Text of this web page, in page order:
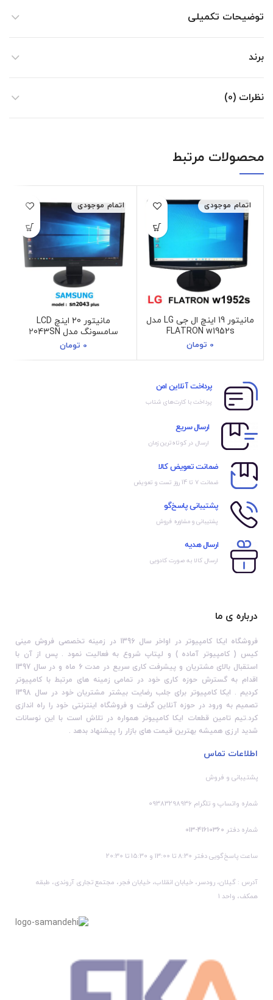
توضیحات تکمیلی
برند
نظرات (0)
محصولات مرتبط
اتمام موجودی
مانیتور 19 اینچ ال جی LG مدل
FLATRON w1952s
0 تومان
اتمام موجودی
مانیتور 20 اینچ LCD
سامسونگ مدل 2043SN
0 تومان
پرداخت آنلاین امن
پرداخت با کارت‌های شتاب
ارسال سریع
ارسال در کوتاه‌ترین زمان
ضمانت تعویض کالا
ضمانت ۷ تا 14 روز تست و تعویض
پشتیبانی پاسخ‌گو
پشتیبانی و مشاوره فروش
ارسال هدیه
ارسال کالا به صورت کادویی
درباره ی ما
فروشگاه ایکا کامپیوتر در اواخر سال 1396 در زمینه تخصصی فروش مینی
کیس ( کامپیوتر آماده ) و لپتاپ شروع به فعالیت نمود . پس از آن با
استقبال بالای مشتریان و پیشرفت کاری سریع در مدت 6 ماه و در سال 1397
اقدام به گسترش حوزه کاری خود در تمامی زمینه های مرتبط با کامپیوتر
کردیم . ایکا کامپیوتر برای جلب رضایت بیشتر مشتریان خود در سال 1398
تصمیم به ورود در حوزه آنلاین گرفت و فروشگاه اینترنتی خود را راه اندازی
کرد.تیم تامین قطعات ایکا کامپیوتر همواره در تلاش است با این نوسانات
شدید ارزی همیشه بهترین قیمت های بازار را پیشنهاد بدهد .
اطلاعات تماس
پشتیبانی و فروش
شماره واتساپ و تلگرام 09383298936
شماره دفتر 41610360-013
ساعت پاسخ‌گویی دفتر 8:30 تا 13:00 و 15:30 تا 20:30
آدرس : گیلان، رودسر، خیابان انقلاب، خیابان فجر، مجتمع تجاری آروندی، طبقه
همکف، واحد 1